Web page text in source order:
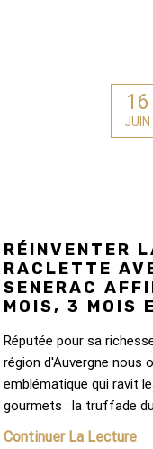
16
JUIN
RÉINVENTER
RACLETTE
SENERAC
MOIS, 3 MOIS
Réputée pour sa
région d'Auvergne nous
emblématique qui ravit
gourmets : la truffade
Continuer La Lecture